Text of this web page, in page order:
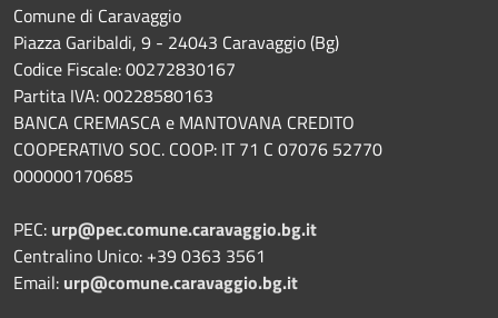
Comune di Caravaggio
Piazza Garibaldi, 9 - 24043 Caravaggio (Bg)
Codice Fiscale: 00272830167
Partita IVA: 00228580163
BANCA CREMASCA e MANTOVANA CREDITO
COOPERATIVO SOC. COOP: IT 71 C 07076 52770
000000170685
PEC: urp@pec.comune.caravaggio.bg.it
Centralino Unico: +39 0363 3561
Email: urp@comune.caravaggio.bg.it